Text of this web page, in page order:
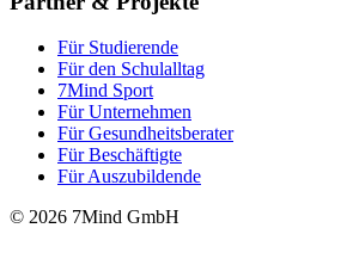
Für Stu­die­rende
Für den Schulalltag
7Mind Sport
Für Unter­neh­men
Für Gesund­heits­be­ra­ter
Für Beschäftigte
Für Auszubildende
© 2026 7Mind GmbH